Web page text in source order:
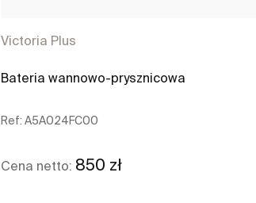
Victoria Plus
Bateria wannowo-prysznicowa
Ref: A5A024FC00
Cena netto: 850 zł